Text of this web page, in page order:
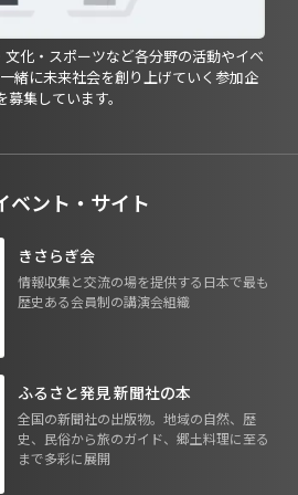
化・スポーツなど各分野の活動やイベ
緒に未来社会を創り上げていく参加企
募集しています。
ベント・サイト
きさらぎ会
情報収集と交流の場を提供する日本で最も
歴史ある会員制の講演会組織
ふるさと発見 新聞社の本
全国の新聞社の出版物。地域の自然、歴
史、民俗から旅のガイド、郷土料理に至る
まで多彩に展開